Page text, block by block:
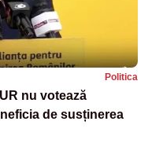
Politica
nu votează
de susținerea